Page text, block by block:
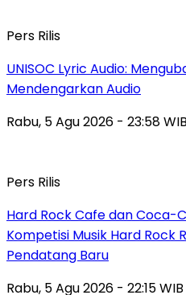
Pers Rilis
UNISOC Lyric Audio:
Mendengarkan Audio
Rabu, 5 Agu 2026 - 23:58 WIB
Pers Rilis
Hard Rock Cafe dan Coca-
Kompetisi Musik Hard Rock
Pendatang Baru
Rabu, 5 Agu 2026 - 22:15 WIB